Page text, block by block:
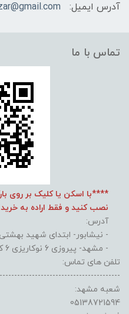
آدرس ایمیل:
تماس با ما
****با اسکن یا کلیک بر روی
نصب کنید و فقط اراده به
آدرس:
- نیشابور- ابتدای شهید بهشتی 17 رنگ و ابزار علی نژاد
- مشهد- پیروزی 6 نوکاریزی 6 کوچه اول سمت چپ
تلفن های تماس:
شعبه مشهد:
05138721594